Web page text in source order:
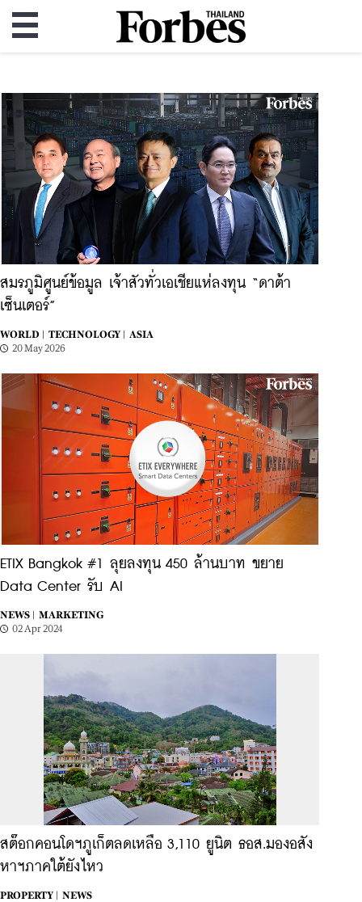
สมรภูมิศูนย์ข้อมูล เจ้าสัวทั่วเอเชียแห่ลงทุน “ดาต้า
เซ็นเตอร์”
WORLD | TECHNOLOGY |
ASIA
20 May 2026
ETIX Bangkok #1 ลุยลงทุน 450 ล้านบาท ขยาย
Data Center รับ AI
NEWS |
MARKETING
02 Apr 2024
สต๊อกคอนโดฯภูเก็ตลดเหลือ 3,110 ยูนิต ธอส.มองอสัง
หาฯภาคใต้ยังไหว
PROPERTY |
NEWS